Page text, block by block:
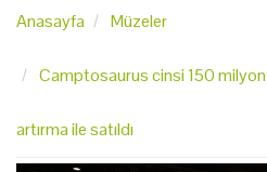
Anasayfa Müzeler
Camptosaurus cinsi 150 milyon
artırma ile satıldı